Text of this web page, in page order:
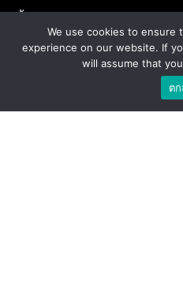
น้ำยาเคมีสำหรับงานเจาะเสี
จุดยึดสารเคมี
พุกสำหรับงานก่อสร้าง/ พุกเห
We use cookies to ensure
experience on our website. If
will assume that
ต